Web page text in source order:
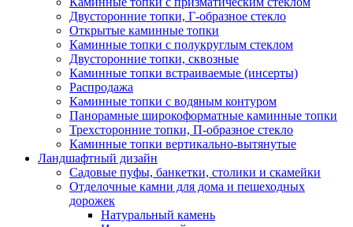
Двусторонние топки, Г-образное стекло
Открытые каминные топки
Каминные топки с полукруглым стеклом
Двусторонние топки, сквозные
Каминные топки встраиваемые (инсерты)
Распродажа
Каминные топки с водяным контуром
Панорамные широкоформатные каминные топки
Трехсторонние топки, П-образное стекло
Каминные топки вертикально-вытянутые
Ландшафтный дизайн
Садовые пуфы, банкетки, столики и скамейки
Отделочные камни для дома и пешеходных
дорожек
Натуральный камень